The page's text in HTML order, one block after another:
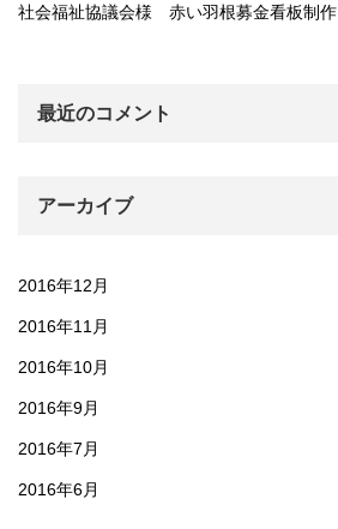
社会福祉協議会様 赤い羽根募金看板制作
最近のコメント
アーカイブ
2016年12月
2016年11月
2016年10月
2016年9月
2016年7月
2016年6月